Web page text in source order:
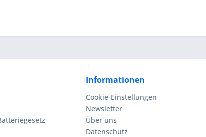
Informationen
Cookie-Einstellungen
Newsletter
Über uns
Datenschutz